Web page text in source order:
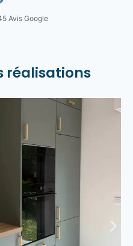
& Toiture
plus
Avis Google
réalisations